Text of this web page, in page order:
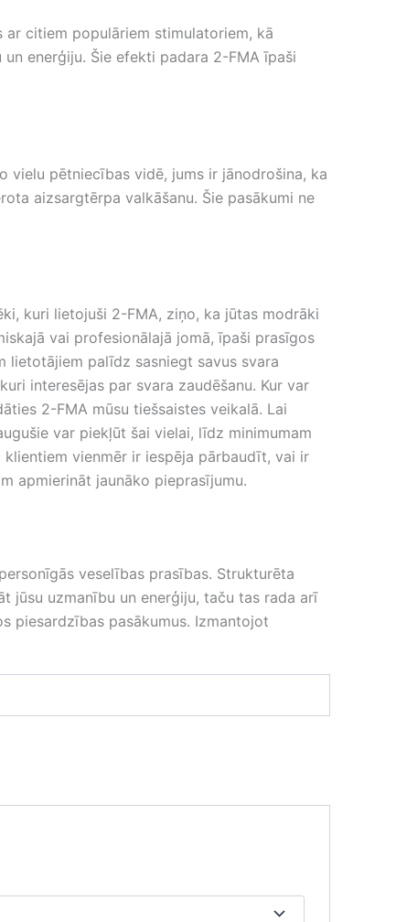
citiem populāriem stimulatoriem, kā
enerģiju. Šie efekti padara 2-FMA īpaši
vielu pētniecības vidē, jums ir jānodrošina, ka
aizsargtērpa valkāšanu. Šie pasākumi ne
kuri lietojuši 2-FMA, ziņo, ka jūtas modrāki
vai profesionālajā jomā, īpaši prasīgos
lietotājiem palīdz sasniegt savus svara
interesējas par svara zaudēšanu. Kur var
2-FMA mūsu tiešsaistes veikalā. Lai
var piekļūt šai vielai, līdz minimumam
vienmēr ir iespēja pārbaudīt, vai ir
apmierināt jaunāko pieprasījumu.
veselības prasības. Strukturēta
jūsu uzmanību un enerģiju, taču tas rada arī
piesardzības pasākumus. Izmantojot